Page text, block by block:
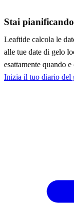
Stai
Leaftide calcola le
alle tue date di gelo
esattamente quando
Inizia il tuo diario del